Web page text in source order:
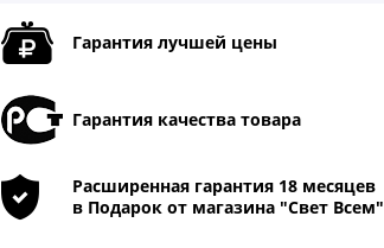
Гарантия лучшей цены
Гарантия качества товара
Расширенная гарантия 18 месяцев
в Подарок от магазина "Свет Всем"